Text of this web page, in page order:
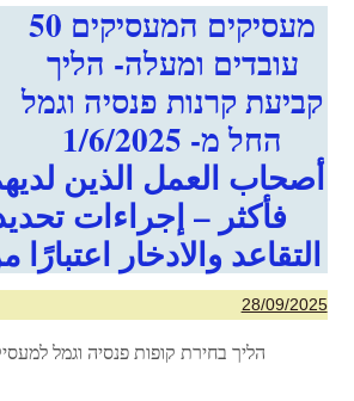
מעסיקים המעסיקים 50
עובדים ומעלה- הליך
קביעת קרנות פנסיה וגמל
החל מ- 1/6/2025
فأكثر – إجراءات
التقاعد والادخار اعتبارًا من 1/6/
28/09/2025
הליך בחירת קופות פנסיה וגמל למעסיקם 50 עובדים